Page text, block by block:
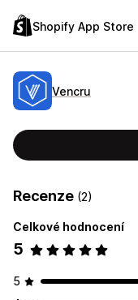
Shopify App Store
Vencru
Recenze (2)
Celkové hodnocení
5
5